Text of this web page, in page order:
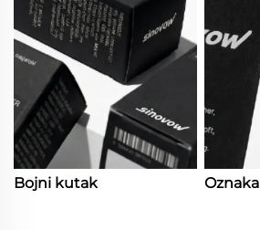
Bojni kutak Oznaka